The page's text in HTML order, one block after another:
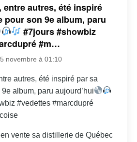
entre autres, été inspiré
pour son 9e album, paru
#7jours #showbiz
#m…
novembre à 01:10
autres, été inspiré par sa
album, paru aujourd’hui
#vedettes #marcdupré
vente sa distillerie de Québec